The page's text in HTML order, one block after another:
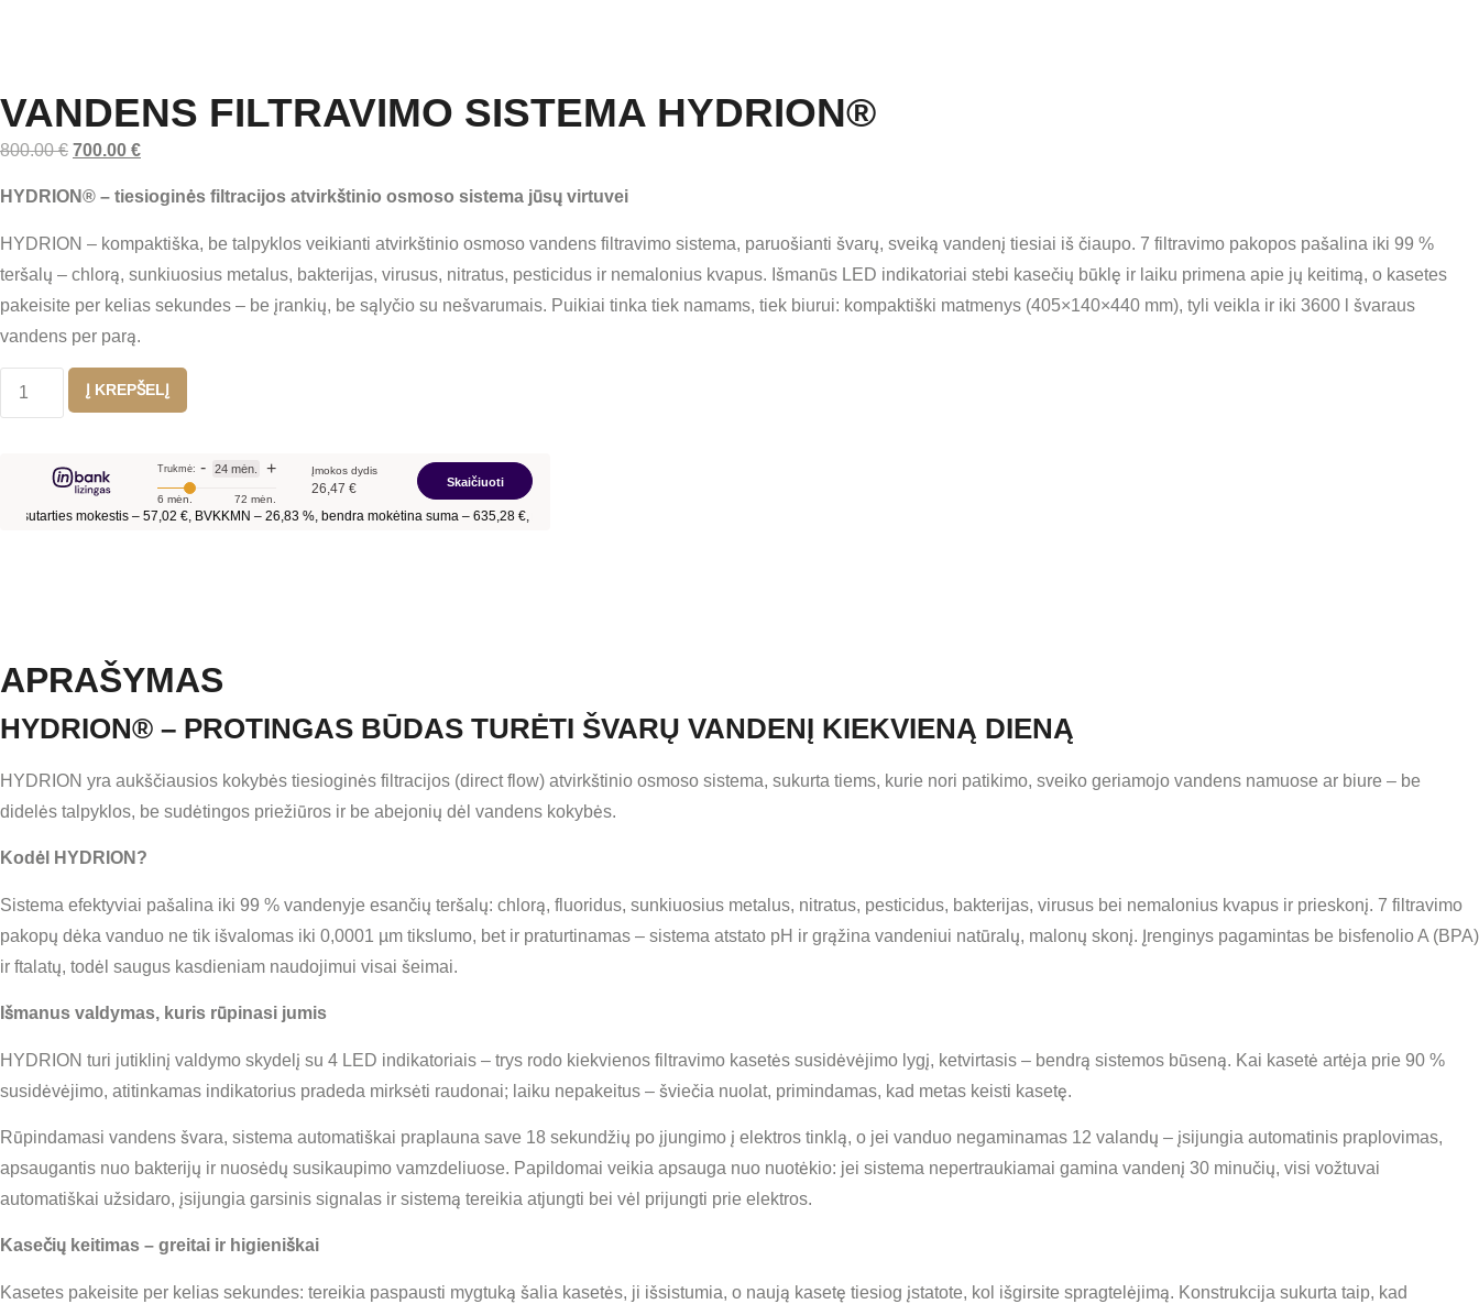
VANDENS FILTRAVIMO SISTEMA HYDRION®
800.00€ 700.00 €
HYDRION® – tiesioginės filtracijos atvirkštinio osmoso sistema jūsų virtuvei
HYDRION – kompaktiška, be talpyklos veikianti atvirkštinio osmoso vandens filtravimo sistema, paruošianti švarų, sveiką vandenį tiesiai iš čiaupo. 7 filtravimo pakopos pašalina iki 99 %
teršalų – chlorą, sunkiuosius metalus, bakterijas, virusus, nitratus, pesticidus ir nemalonius kvapus. Išmanūs LED indikatoriai stebi kasečių būklę ir laiku primena apie jų keitimą, o kasetes
pakeisite per kelias sekundes – be įrankių, be sąlyčio su nešvarumais. Puikiai tinka tiek namams, tiek biurui: kompaktiški matmenys (405×140×440 mm), tyli veikla ir iki 3600 l švaraus
vandens per parą.
Į KREPŠELĮ
APRAŠYMAS
HYDRION® – PROTINGAS BŪDAS TURĖTI ŠVARŲ VANDENĮ KIEKVIENĄ DIENĄ
HYDRION yra aukščiausios kokybės tiesioginės filtracijos (direct flow) atvirkštinio osmoso sistema, sukurta tiems, kurie nori patikimo, sveiko geriamojo vandens namuose ar biure – be
didelės talpyklos, be sudėtingos priežiūros ir be abejonių dėl vandens kokybės.
Kodėl HYDRION?
Sistema efektyviai pašalina iki 99 % vandenyje esančių teršalų: chlorą, fluoridus, sunkiuosius metalus, nitratus, pesticidus, bakterijas, virusus bei nemalonius kvapus ir prieskonį. 7 filtravimo
pakopų dėka vanduo ne tik išvalomas iki 0,0001 µm tikslumo, bet ir praturtinamas – sistema atstato pH ir grąžina vandeniui natūralų, malonų skonį. Įrenginys pagamintas be bisfenolio A (BPA)
ir ftalatų, todėl saugus kasdieniam naudojimui visai šeimai.
Išmanus valdymas, kuris rūpinasi jumis
HYDRION turi jutiklinį valdymo skydelį su 4 LED indikatoriais – trys rodo kiekvienos filtravimo kasetės susidėvėjimo lygį, ketvirtasis – bendrą sistemos būseną. Kai kasetė artėja prie 90 %
susidėvėjimo, atitinkamas indikatorius pradeda mirksėti raudonai; laiku nepakeitus – šviečia nuolat, primindamas, kad metas keisti kasetę.
Rūpindamasi vandens švara, sistema automatiškai praplauna save 18 sekundžių po įjungimo į elektros tinklą, o jei vanduo negaminamas 12 valandų – įsijungia automatinis praplovimas,
apsaugantis nuo bakterijų ir nuosėdų susikaupimo vamzdeliuose. Papildomai veikia apsauga nuo nuotėkio: jei sistema nepertraukiamai gamina vandenį 30 minučių, visi vožtuvai
automatiškai užsidaro, įsijungia garsinis signalas ir sistemą tereikia atjungti bei vėl prijungti prie elektros.
Kasečių keitimas – greitai ir higieniškai
Kasetes pakeisite per kelias sekundes: tereikia paspausti mygtuką šalia kasetės, ji išsistumia, o naują kasetę tiesiog įstatote, kol išgirsite spragtelėjimą. Konstrukcija sukurta taip, kad